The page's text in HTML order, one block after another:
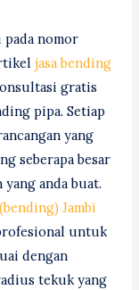
pada nomor
jasa bending
gratis
pipa. Setiap
yang
seberapa besar
anda buat.
Jambi
untuk
dengan
tekuk yang